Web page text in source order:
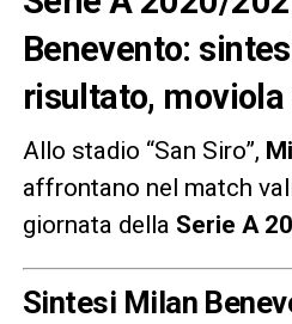
Benevento:
risultato,
Allo stadio “San Siro”,
affrontano nel match
giornata della Serie A
Sintesi Milan